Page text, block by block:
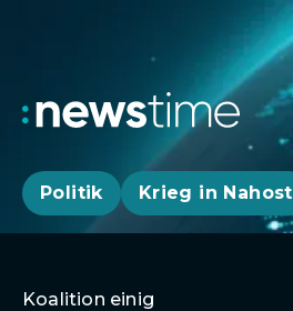
Politik Krieg in Nahost
Koalition einig